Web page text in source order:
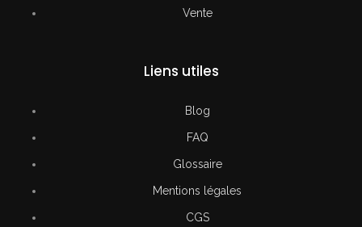
Vente
Liens utiles
Blog
FAQ
Glossaire
Mentions légales
CGS